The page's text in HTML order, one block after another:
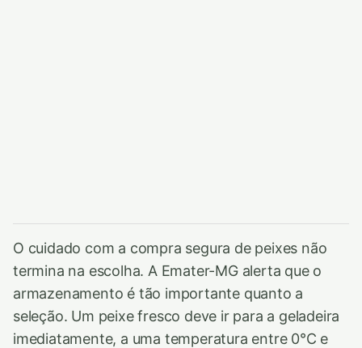
O cuidado com a compra segura de peixes não
termina na escolha. A Emater-MG alerta que o
armazenamento é tão importante quanto a
seleção. Um peixe fresco deve ir para a geladeira
imediatamente, a uma temperatura entre 0°C e